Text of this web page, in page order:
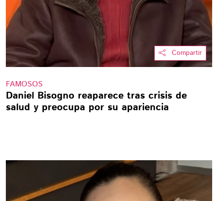
Compartir
FAMOSOS
Daniel Bisogno reaparece tras crisis de
salud y preocupa por su apariencia